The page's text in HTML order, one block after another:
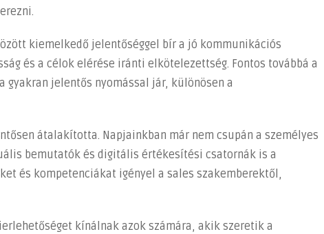
kiemelkedő jelentőséggel bír a jó kommunikációs
és a célok elérése iránti elkötelezettség. Fontos továbbá a
jelentős nyomással jár, különösen a
átalakította. Napjainkban már nem csupán a személyes
bemutatók és digitális értékesítési csatornák is a
és kompetenciákat igényel a sales szakemberektől,
kínálnak azok számára, akik szeretik a